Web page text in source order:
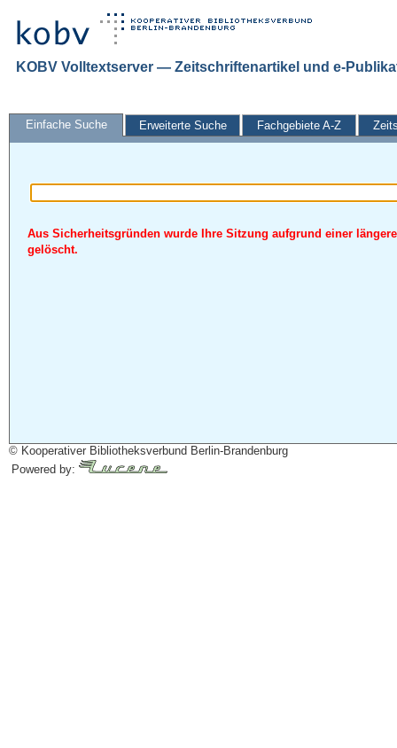
KOBV Volltextserver — Zeitschriftenartikel und e-
Einfache Suche Erweiterte Suche Fachgebiete A-Z
Aus Sicherheitsgründen wurde Ihre Sitzung aufgrund einer
gelöscht.
© Kooperativer Bibliotheksverbund Berlin-Brandenburg
Powered by: